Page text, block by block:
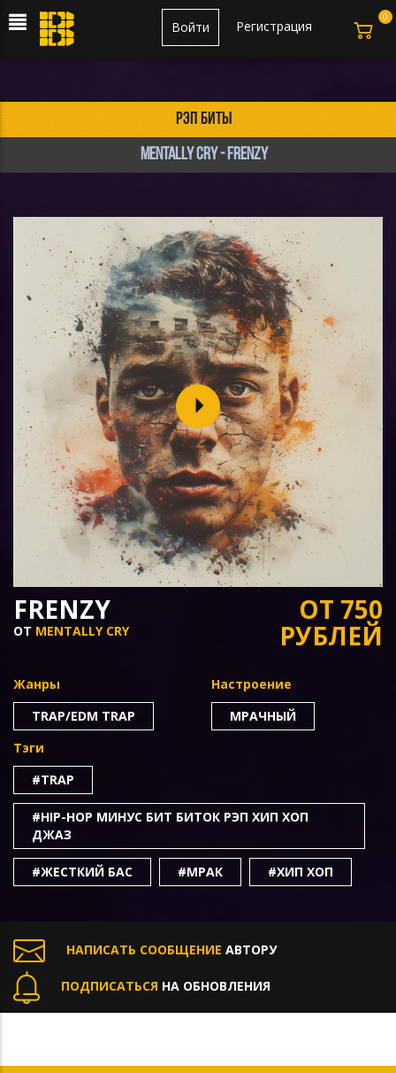
Регистрация
Войти
рэп биты
Mentally Cry - Frenzy
FRENZY
ОТ MENTALLY CRY
ОТ 750
РУБЛЕЙ
Жанры
TRAP/EDM TRAP
Настроение
МРАЧНЫЙ
Тэги
#TRAP
#HIP-HOP МИНУС БИТ БИТОК РЭП ХИП ХОП
ДЖАЗ
#ЖЕСТКИЙ БАС #МРАК #ХИП ХОП
НАПИСАТЬ СООБЩЕНИЕ АВТОРУ
ПОДПИСАТЬСЯ НА ОБНОВЛЕНИЯ
0